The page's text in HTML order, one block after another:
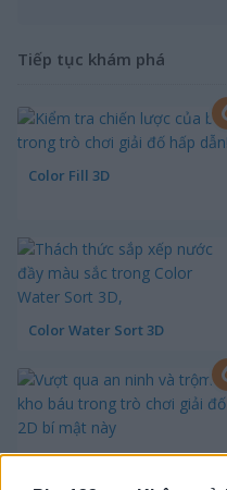
Tiếp tục khám phá
Color Fill 3D
Color Water Sort 3D
Thief Puzzle